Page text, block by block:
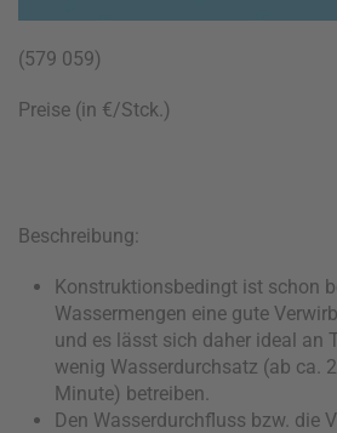
(579 059)
Preise (in €/Stck.)
Beschreibung:
Konstruktionsbedingt ist schon
Wassermengen eine gute
und es lässt sich daher ideal an
wenig Wasserdurchsatz (ab ca.
Minute) betreiben.
Den Wasserdurchfluss bzw. die